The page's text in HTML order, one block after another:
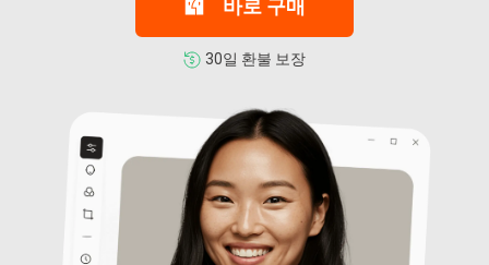
바로 구매
30일 환불 보장